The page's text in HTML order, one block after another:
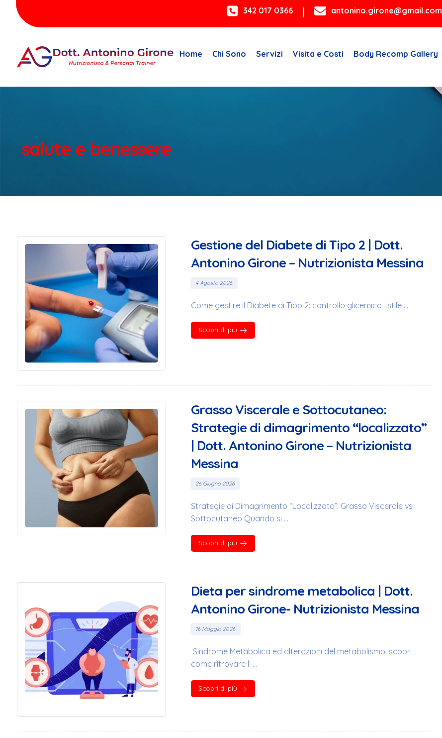
342 017 0366 antonino.girone@gmail.com
Home Chi Sono Servizi Visita e Costi Body Recomp Gallery
salute e benessere
Gestione del Diabete di Tipo 2 | Dott.
Antonino Girone – Nutrizionista Messina
4 Agosto 2026
Come gestire il Diabete di Tipo 2: controllo glicemico, stile ...
Scopri di più
Grasso Viscerale e Sottocutaneo:
Strategie di dimagrimento “localizzato”
| Dott. Antonino Girone – Nutrizionista
Messina
26 Giugno 2026
Strategie di Dimagrimento “Localizzato”: Grasso Viscerale vs
Sottocutaneo Quando si ...
Scopri di più
Dieta per sindrome metabolica | Dott.
Antonino Girone- Nutrizionista Messina
16 Maggio 2026
Sindrome Metabolica ed alterazioni del metabolismo: scopri
come ritrovare l’ ...
Scopri di più